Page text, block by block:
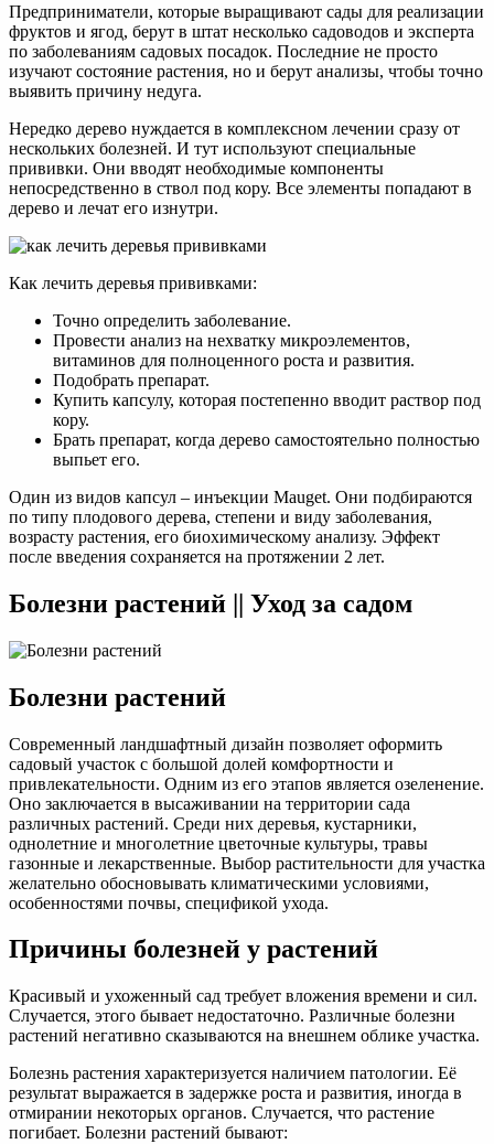
Предприниматели, которые выращивают сады для реализации
фруктов и ягод, берут в штат несколько садоводов и эксперта
по заболеваниям садовых посадок. Последние не просто
изучают состояние растения, но и берут анализы, чтобы точно
выявить причину недуга.
Нередко дерево нуждается в комплексном лечении сразу от
нескольких болезней. И тут используют специальные
прививки. Они вводят необходимые компоненты
непосредственно в ствол под кору. Все элементы попадают в
дерево и лечат его изнутри.
Как лечить деревья прививками:
Точно определить заболевание.
Провести анализ на нехватку микроэлементов,
витаминов для полноценного роста и развития.
Подобрать препарат.
Купить капсулу, которая постепенно вводит раствор под
кору.
Брать препарат, когда дерево самостоятельно полностью
выпьет его.
Один из видов капсул – инъекции Mauget. Они подбираются
по типу плодового дерева, степени и виду заболевания,
возрасту растения, его биохимическому анализу. Эффект
после введения сохраняется на протяжении 2 лет.
Болезни растений || Уход за садом
Болезни растений
Современный ландшафтный дизайн позволяет оформить
садовый участок с большой долей комфортности и
привлекательности. Одним из его этапов является озеленение.
Оно заключается в высаживании на территории сада
различных растений. Среди них деревья, кустарники,
однолетние и многолетние цветочные культуры, травы
газонные и лекарственные. Выбор растительности для участка
желательно обосновывать климатическими условиями,
особенностями почвы, спецификой ухода.
Причины болезней у растений
Красивый и ухоженный сад требует вложения времени и сил.
Случается, этого бывает недостаточно. Различные болезни
растений негативно сказываются на внешнем облике участка.
Болезнь растения характеризуется наличием патологии. Её
результат выражается в задержке роста и развития, иногда в
отмирании некоторых органов. Случается, что растение
погибает. Болезни растений бывают: